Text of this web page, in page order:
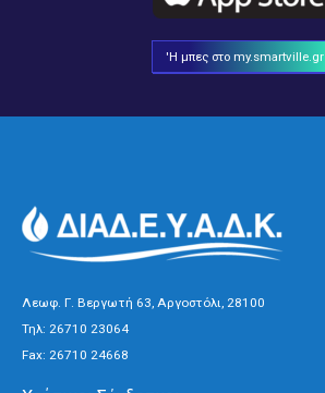
'Η μπες στο my.smartville.gr
Λεωφ. Γ. Βεργωτή 63, Αργοστόλι, 28100
Τηλ: 26710 23064
Fax: 26710 24668